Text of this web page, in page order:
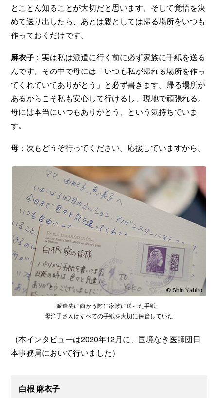
とことん知ることが大切だと思います。そして覚悟を決
めて送り出したら、あとは親としては帰る場所をいつも
作っておくだけです。
麻衣子 ：実は私は派遣に行く前に必ず家族に手紙を送る
んです。その中で母には「いつも私が帰れる場所を作っ
てくれていてありがとう」と必ず書きます。帰る場所が
あるからこそ私も安心して行けるし、現地で頑張れる。
母には本当にいつもありがとう、という気持ちでいま
す。
母 ：次もどうぞ行ってください。応援していますから。
派遣先に向かう際に家族に送った手紙。
母洋子さんはすべての手紙を大切に保管していた
（本インタビューは2020年12月に、国境なき医師団日
本事務局において行いました）
白根 麻衣子